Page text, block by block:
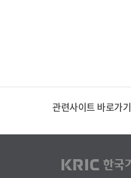
관련사이트 바로가기